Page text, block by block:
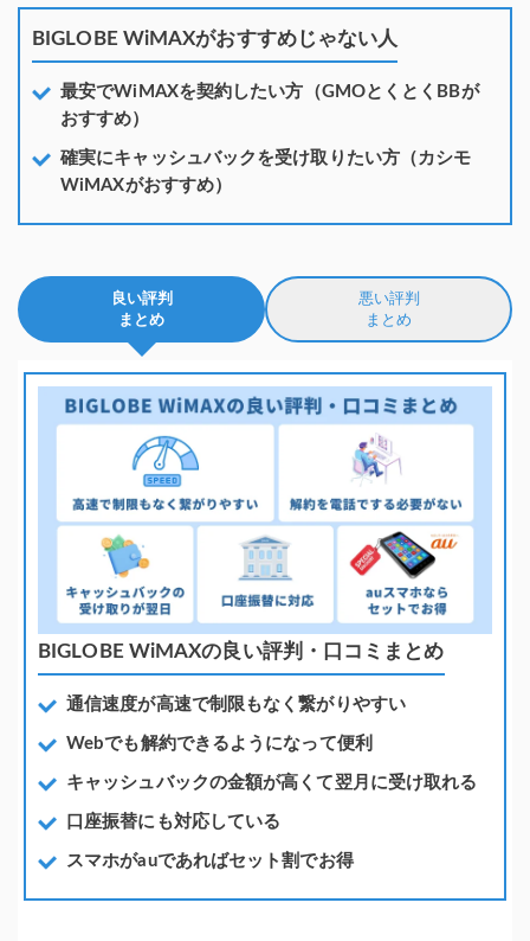
BIGLOBE WiMAXがおすすめじゃない人
最安でWiMAXを契約したい方（GMOとくとくBBが
おすすめ）
確実にキャッシュバックを受け取りたい方（カシモ
WiMAXがおすすめ）
良い評判
まとめ
悪い評判
まとめ
BIGLOBE WiMAXの良い評判・口コミまとめ
通信速度が高速で制限もなく繋がりやすい
Webでも解約できるようになって便利
キャッシュバックの金額が高くて翌月に受け取れる
口座振替にも対応している
スマホがauであればセット割でお得